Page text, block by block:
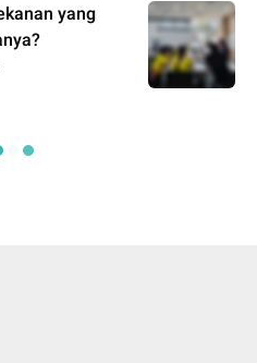
yang